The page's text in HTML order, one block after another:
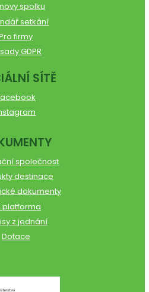
spolku
setkání
firmy
GDPR
SÍTĚ
společnost
destinace
dokumenty
platforma
z jednání
Dotace